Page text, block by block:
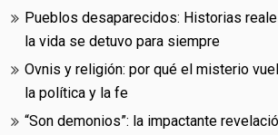
Pueblos desaparecidos: Historias
la vida se detuvo para siempre
Ovnis y religión: por qué el misterio
la política y la fe
“Son demonios”: la impactante